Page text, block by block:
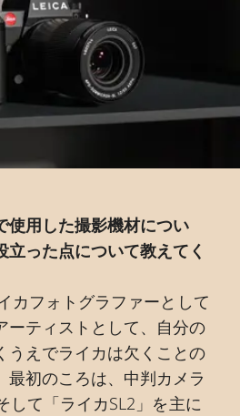
使用した撮影機材につい
立った点について教えてく
カフォトグラファーとして
ーティストとして、自分の
うえでライカは欠くことの
最初のころは、中判カメラ
して「ライカSL2」を主に